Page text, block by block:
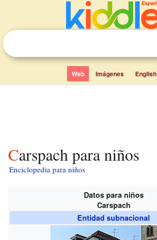
Web Imágenes English
Carspach para niños
Enciclopedia para niños
Datos para niños
Carspach
Entidad subnacional